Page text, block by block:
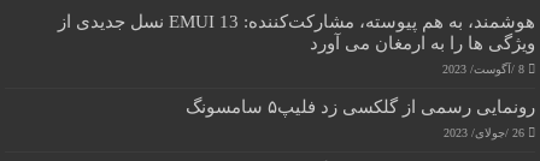
هوشمند، به هم پیوسته، مشارکت‌کننده: EMUI 13 نسل جدیدی از
ویژگی ها را به ارمغان می آورد
8 /آگوست/ 2023
رونمایی رسمی از گلکسی زد فلیپ۵ سامسونگ
26 /جولای/ 2023